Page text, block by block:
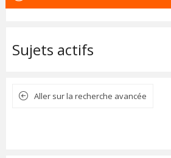
Sujets actifs
Aller sur la recherche avancée